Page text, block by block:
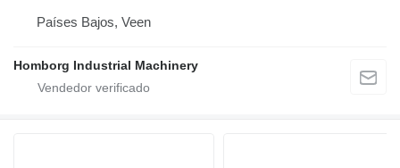
Países Bajos, Veen
Homborg Industrial Machinery